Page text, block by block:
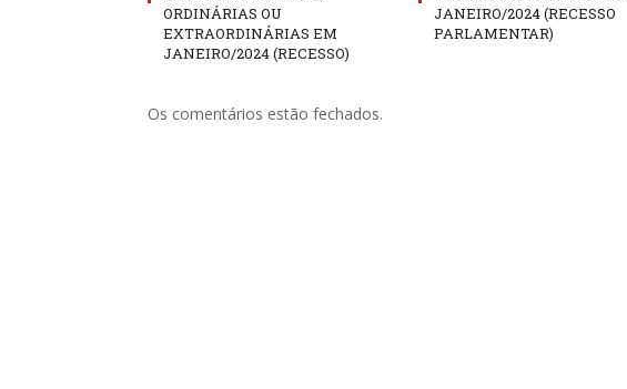
ORDINÁRIAS OU
EXTRAORDINÁRIAS EM
JANEIRO/2024 (RECESSO)
JANEIRO/2024 (RECESSO
PARLAMENTAR)
Os comentários estão fechados.